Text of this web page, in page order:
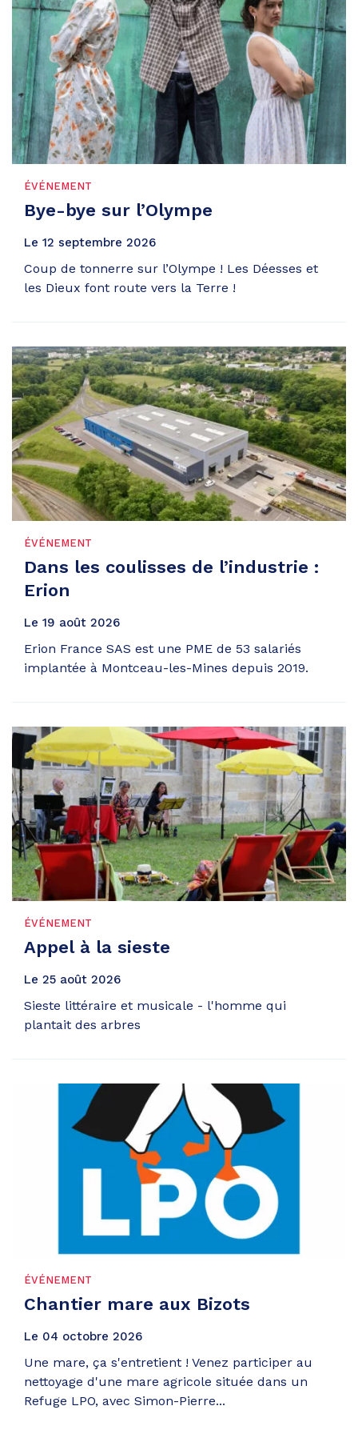
ÉVÉNEMENT
Bye-bye sur l’Olympe
Le 12 septembre 2026
Coup de tonnerre sur l’Olympe ! Les Déesses et
les Dieux font route vers la Terre !
ÉVÉNEMENT
Dans les coulisses de l’industrie :
Erion
Le 19 août 2026
Erion France SAS est une PME de 53 salariés
implantée à Montceau-les-Mines depuis 2019.
ÉVÉNEMENT
Appel à la sieste
Le 25 août 2026
Sieste littéraire et musicale - l'homme qui
plantait des arbres
ÉVÉNEMENT
Chantier mare aux Bizots
Le 04 octobre 2026
Une mare, ça s'entretient ! Venez participer au
nettoyage d'une mare agricole située dans un
Refuge LPO, avec Simon-Pierre...